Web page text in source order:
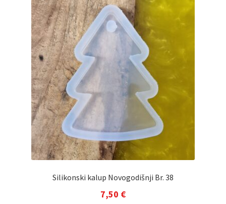
Silikonski kalup Novogodišnji Br. 38
7,50 €